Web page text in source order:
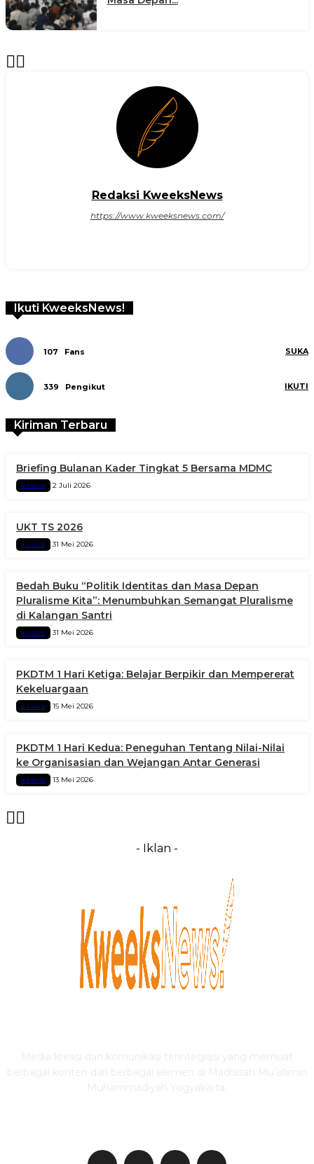
Redaksi KweeksNews
https://www.kweeksnews.com/
Ikuti KweeksNews!
107 Fans SUKA
339 Pengikut IKUTI
Kiriman Terbaru
Briefing Bulanan Kader Tingkat 5 Bersama MDMC
KABAR 2 Juli 2026
UKT TS 2026
KABAR 31 Mei 2026
Bedah Buku “Politik Identitas dan Masa Depan
Pluralisme Kita”: Menumbuhkan Semangat Pluralisme
di Kalangan Santri
KABAR 31 Mei 2026
PKDTM 1 Hari Ketiga: Belajar Berpikir dan Mempererat
Kekeluargaan
KABAR 15 Mei 2026
PKDTM 1 Hari Kedua: Peneguhan Tentang Nilai-Nilai
ke Organisasian dan Wejangan Antar Generasi
KABAR 13 Mei 2026
- Iklan -